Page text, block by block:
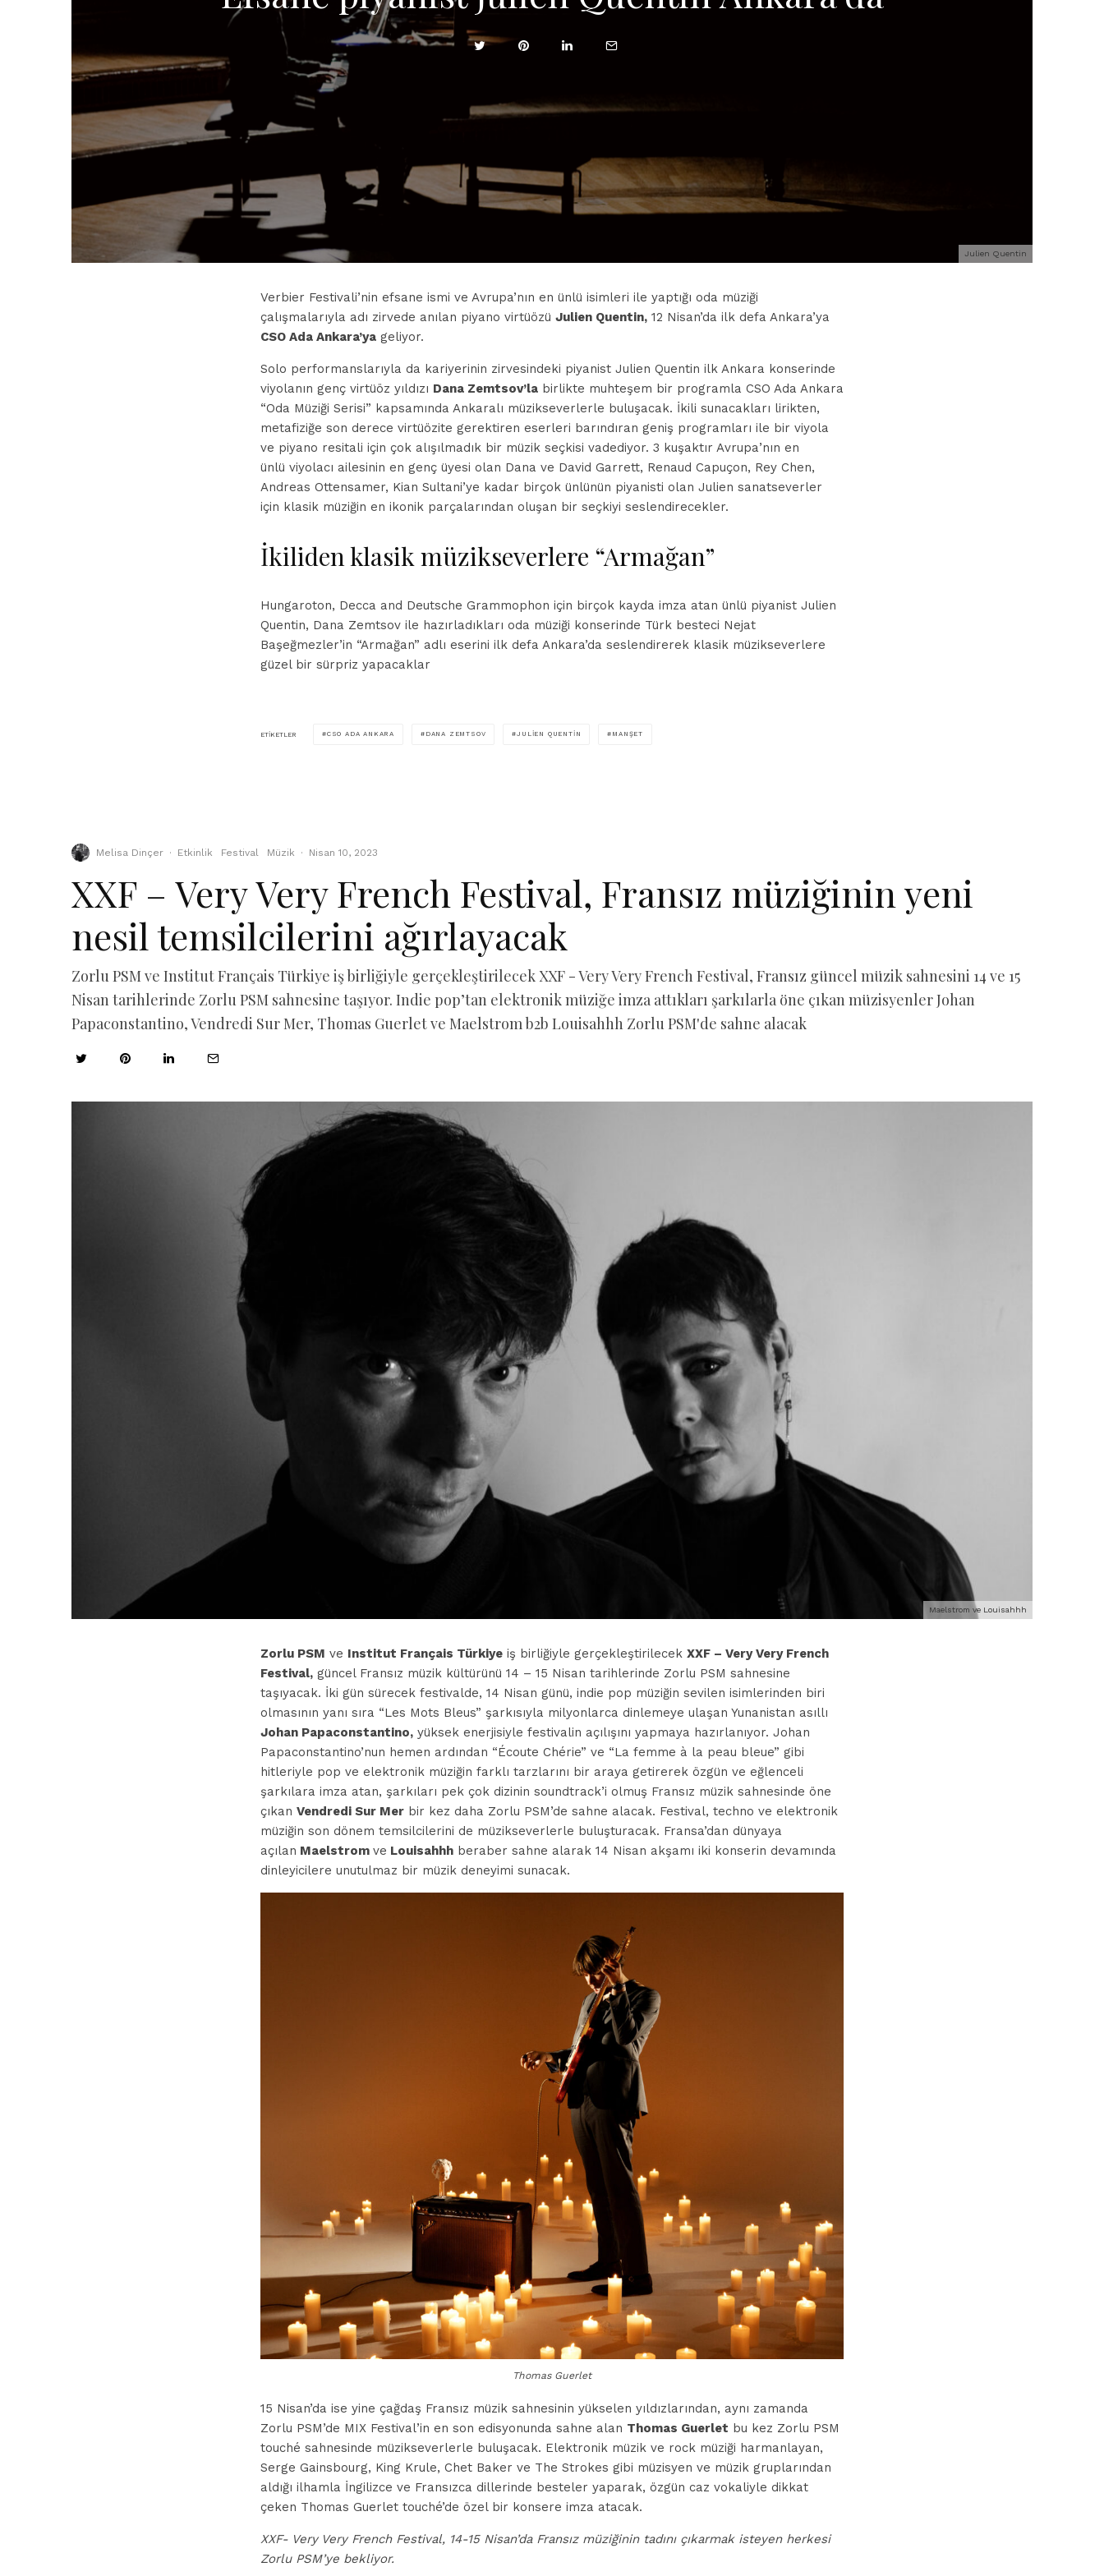
Julien Quentin
Verbier Festivali’nin efsane ismi ve Avrupa’nın en ünlü isimleri ile yaptığı oda müziği
çalışmalarıyla adı zirvede anılan piyano virtüözü Julien Quentin, 12 Nisan’da ilk defa Ankara’ya
CSO Ada Ankara’ya geliyor.
Solo performanslarıyla da kariyerinin zirvesindeki piyanist Julien Quentin ilk Ankara konserinde
viyolanın genç virtüöz yıldızı Dana Zemtsov’la birlikte muhteşem bir programla CSO Ada Ankara
“Oda Müziği Serisi” kapsamında Ankaralı müzikseverlerle buluşacak. İkili sunacakları lirikten,
metafiziğe son derece virtüözite gerektiren eserleri barındıran geniş programları ile bir viyola
ve piyano resitali için çok alışılmadık bir müzik seçkisi vadediyor. 3 kuşaktır Avrupa’nın en
ünlü viyolacı ailesinin en genç üyesi olan Dana ve David Garrett, Renaud Capuçon, Rey Chen,
Andreas Ottensamer, Kian Sultani’ye kadar birçok ünlünün piyanisti olan Julien sanatseverler
için klasik müziğin en ikonik parçalarından oluşan bir seçkiyi seslendirecekler.
İkiliden klasik müzikseverlere “Armağan”
Hungaroton, Decca and Deutsche Grammophon için birçok kayda imza atan ünlü piyanist Julien
Quentin, Dana Zemtsov ile hazırladıkları oda müziği konserinde Türk besteci Nejat
Başeğmezler’in “Armağan” adlı eserini ilk defa Ankara’da seslendirerek klasik müzikseverlere
güzel bir sürpriz yapacaklar
ETIKETLER CSO ADA ANKARA DANA ZEMTSOV JULIEN QUENTIN MANŞET
Melisa Dinçer · Etkinlik Festival Müzik · Nisan 10, 2023
XXF – Very Very French Festival, Fransız müziğinin yeni
nesil temsilcilerini ağırlayacak
Zorlu PSM ve Institut Français Türkiye iş birliğiyle gerçekleştirilecek XXF - Very Very French Festival, Fransız güncel müzik sahnesini 14 ve 15
Nisan tarihlerinde Zorlu PSM sahnesine taşıyor. Indie pop’tan elektronik müziğe imza attıkları şarkılarla öne çıkan müzisyenler Johan
Papaconstantino, Vendredi Sur Mer, Thomas Guerlet ve Maelstrom b2b Louisahhh Zorlu PSM'de sahne alacak
Maelstrom ve Louisahhh
Zorlu PSM ve Institut Français Türkiye iş birliğiyle gerçekleştirilecek XXF – Very Very French
Festival, güncel Fransız müzik kültürünü 14 – 15 Nisan tarihlerinde Zorlu PSM sahnesine
taşıyacak. İki gün sürecek festivalde, 14 Nisan günü, indie pop müziğin sevilen isimlerinden biri
olmasının yanı sıra “Les Mots Bleus” şarkısıyla milyonlarca dinlemeye ulaşan Yunanistan asıllı
Johan Papaconstantino, yüksek enerjisiyle festivalin açılışını yapmaya hazırlanıyor. Johan
Papaconstantino’nun hemen ardından “Écoute Chérie” ve “La femme à la peau bleue” gibi
hitleriyle pop ve elektronik müziğin farklı tarzlarını bir araya getirerek özgün ve eğlenceli
şarkılara imza atan, şarkıları pek çok dizinin soundtrack’i olmuş Fransız müzik sahnesinde öne
çıkan Vendredi Sur Mer bir kez daha Zorlu PSM’de sahne alacak. Festival, techno ve elektronik
müziğin son dönem temsilcilerini de müzikseverlerle buluşturacak. Fransa’dan dünyaya
açılan Maelstrom ve Louisahhh beraber sahne alarak 14 Nisan akşamı iki konserin devamında
dinleyicilere unutulmaz bir müzik deneyimi sunacak.
Thomas Guerlet
15 Nisan’da ise yine çağdaş Fransız müzik sahnesinin yükselen yıldızlarından, aynı zamanda
Zorlu PSM’de MIX Festival’in en son edisyonunda sahne alan Thomas Guerlet bu kez Zorlu PSM
touché sahnesinde müzikseverlerle buluşacak. Elektronik müzik ve rock müziği harmanlayan,
Serge Gainsbourg, King Krule, Chet Baker ve The Strokes gibi müzisyen ve müzik gruplarından
aldığı ilhamla İngilizce ve Fransızca dillerinde besteler yaparak, özgün caz vokaliyle dikkat
çeken Thomas Guerlet touché’de özel bir konsere imza atacak.
XXF- Very Very French Festival, 14-15 Nisan’da Fransız müziğinin tadını çıkarmak isteyen herkesi
Zorlu PSM’ye bekliyor.